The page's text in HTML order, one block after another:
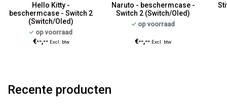
Hello Kitty -
beschermcase - Switch 2
(Switch/Oled)
op voorraad
€--,-- Excl. btw
Naruto - beschermcase -
Switch 2 (Switch/Oled)
op voorraad
€--,-- Excl. btw
Recente producten